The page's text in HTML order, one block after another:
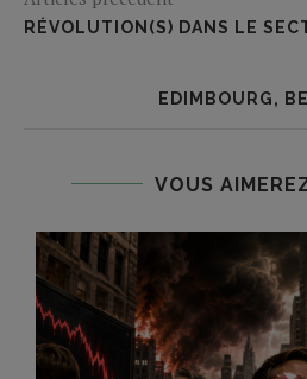
RÉVOLUTION(S) DANS LE
EDIMBOURG,
VOUS